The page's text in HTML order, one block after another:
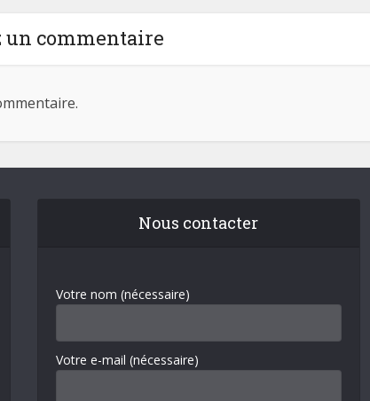
un commentaire
Nous contacter
Votre nom (nécessaire)
Votre e-mail (nécessaire)